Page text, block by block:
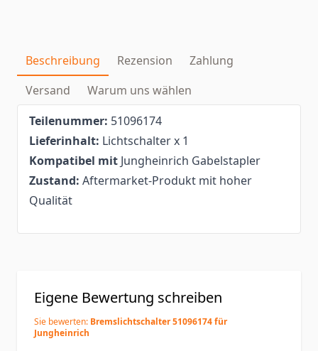
Beschreibung Rezension
Zahlung
Versand
Warum uns wählen
Teilenummer: 51096174
Lieferinhalt: Lichtschalter x 1
Kompatibel mit Jungheinrich Gabelstapler
Zustand: Aftermarket-Produkt mit hoher
Qualität
Eigene Bewertung schreiben
Sie bewerten: Bremslichtschalter 51096174 für
Jungheinrich